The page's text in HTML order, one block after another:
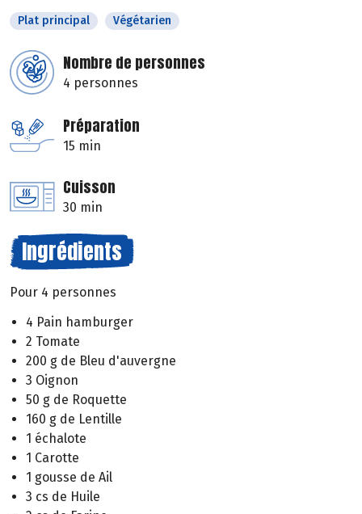
Plat principal Végétarien
Nombre de personnes
4 personnes
Préparation
15 min
Cuisson
30 min
Ingrédients
Pour 4 personnes
4 Pain hamburger
2 Tomate
200 g de Bleu d'auvergne
3 Oignon
50 g de Roquette
160 g de Lentille
1 échalote
1 Carotte
1 gousse de Ail
3 cs de Huile